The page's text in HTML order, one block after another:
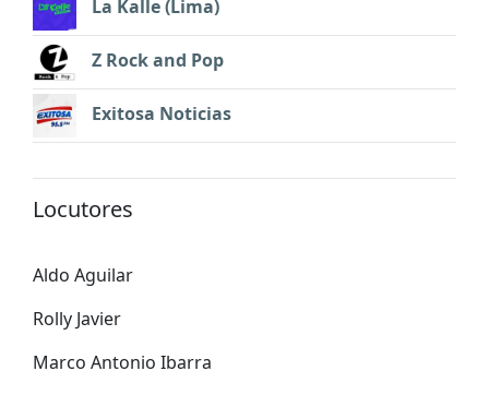
La Kalle (Lima)
Z Rock and Pop
Exitosa Noticias
Locutores
Aldo Aguilar
Rolly Javier
Marco Antonio Ibarra